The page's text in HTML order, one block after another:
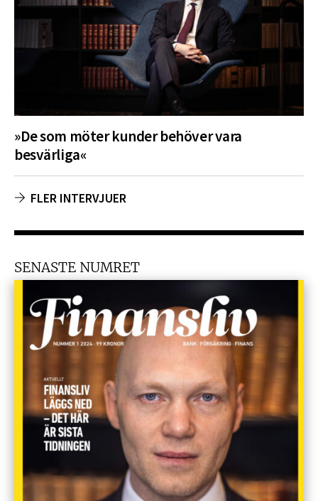
»De som möter kunder behöver vara
besvärliga«
FLER INTERVJUER
SENASTE NUMRET